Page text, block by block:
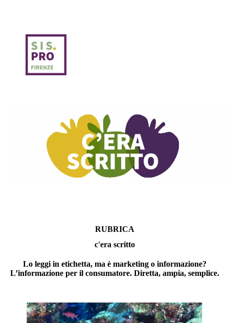
RUBRICA
c'era scritto
Lo leggi in etichetta, ma è marketing o informazione?
L’informazione per il consumatore. Diretta, ampia, semplice.